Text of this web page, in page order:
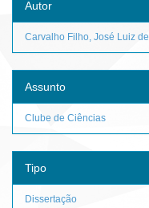
Autor
Carvalho Filho, José Luiz de
Assunto
Clube de Ciências
Tipo
Dissertação